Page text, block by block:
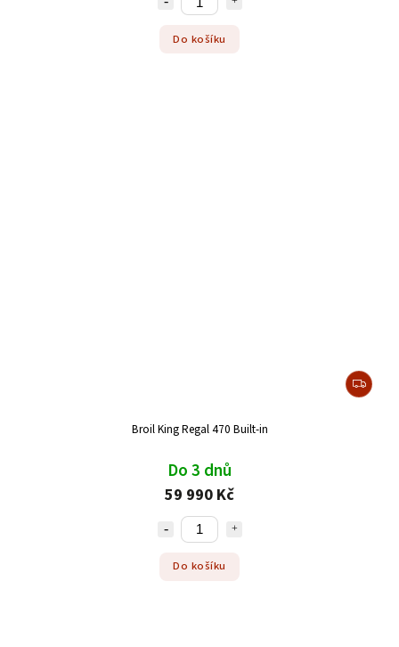
Do košíku
Broil King Regal 470 Built-in
Do 3 dnů
59 990 Kč
Do košíku